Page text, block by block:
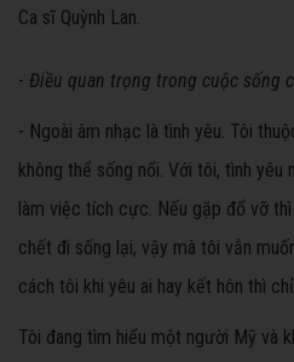
Ca sĩ Quỳnh Lan.
- Điều quan trọng trong cuộc sống
- Ngoài âm nhạc là tình yêu. Tôi
không thể sống nổi. Với tôi, tình yêu
làm việc tích cực. Nếu gặp đổ vỡ
chết đi sống lại, vậy mà tôi vẫn
cách tôi khi yêu ai hay kết hôn thì
Tôi đang tìm hiểu một người Mỹ và